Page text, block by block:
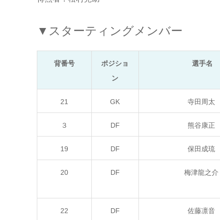
▼スターティングメンバー
背番号
ポジショ
ン
選手名
21 GK 寺田周太
３ DF 熊谷康正
19 DF 保田成琉
20 DF 梅津龍之介
22 DF 佐藤凛音